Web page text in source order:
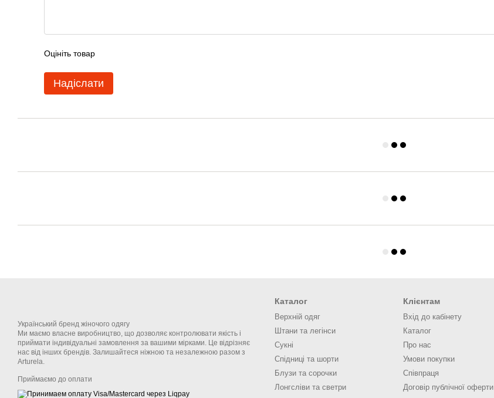
Оцініть товар
Надіслати
Український бренд жіночого одягу
Ми маємо власне виробництво, що дозволяє контролювати якість і
приймати індивідуальні замовлення за вашими мірками. Це відрізняє
нас від інших брендів. Залишайтеся ніжною та незалежною разом з
Arturela.
Приймаємо до оплати
Каталог
Верхній одяг
Штани та легінси
Сукні
Спідниці та шорти
Блузи та сорочки
Лонгсліви та светри
Клієнтам
Вхід до кабінету
Каталог
Про нас
Умови покупки
Співпраця
Договір публічної оферти